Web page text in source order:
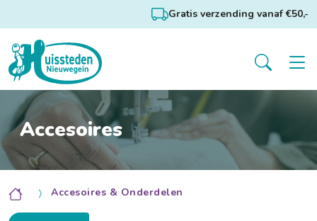
Gratis verzending vanaf €50,-
Accesoires
Accesoires & Onderdelen